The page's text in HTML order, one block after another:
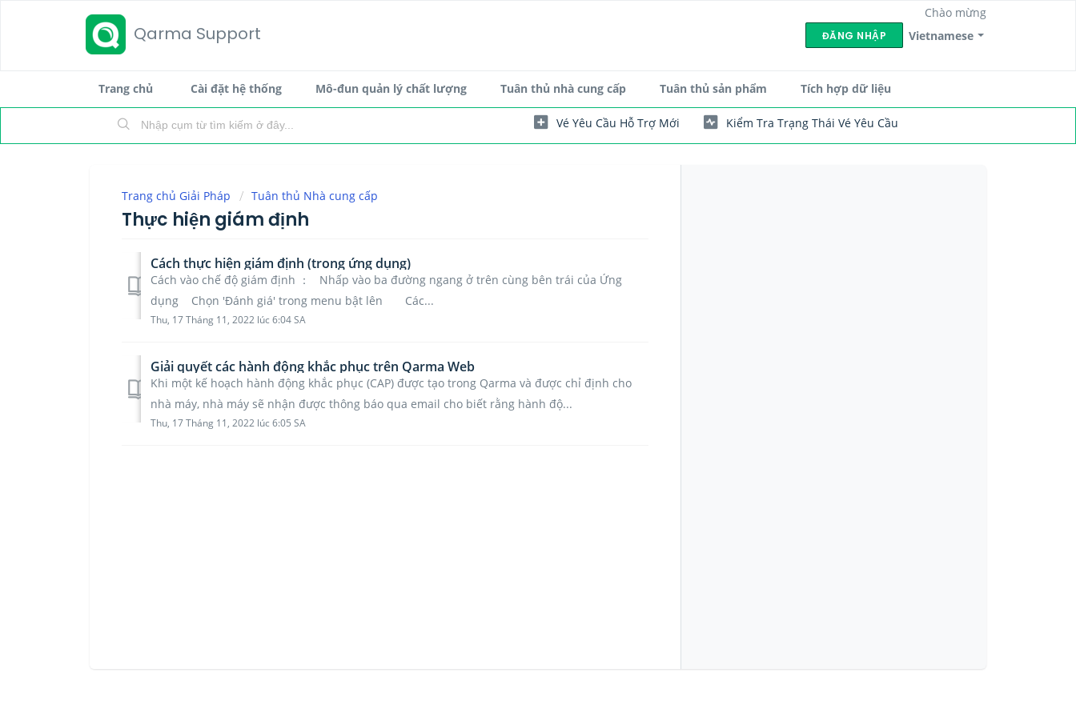
Qarma Support Vietnamese
Chào mừng
ĐĂNG NHẬP
Trang chủ Cài đặt hệ thống Mô-đun quản lý chất lượng Tuân thủ nhà cung cấp Tuân thủ sản phẩm Tích hợp dữ liệu
Vé Yêu Cầu Hỗ Trợ Mới Kiểm Tra Trạng Thái Vé Yêu Cầu
Trang chủ Giải Pháp Tuân thủ Nhà cung cấp
Thực hiện giám định
Cách thực hiện giám định (trong ứng dụng)
Cách vào chế độ giám định ： Nhấp vào ba đường ngang ở trên cùng bên trái của Ứng
dụng Chọn 'Đánh giá' trong menu bật lên Các...
Thu, 17 Tháng 11, 2022 lúc 6:04 SA
Giải quyết các hành động khắc phục trên Qarma Web
Khi một kế hoạch hành động khắc phục (CAP) được tạo trong Qarma và được chỉ định cho
nhà máy, nhà máy sẽ nhận được thông báo qua email cho biết rằng hành độ...
Thu, 17 Tháng 11, 2022 lúc 6:05 SA